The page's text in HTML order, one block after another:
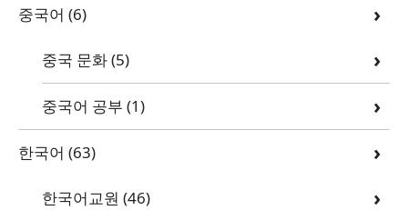
중국어 (6)
중국 문화(5)
중국어 공부 (1)
한국어 (63)
한국어교원 (46)